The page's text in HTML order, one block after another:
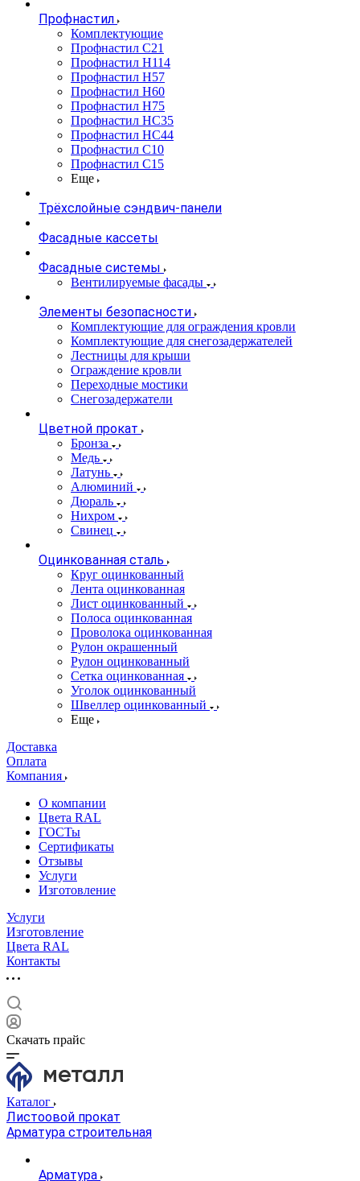
Профнастил
Комплектующие
Профнастил C21
Профнастил Н114
Профнастил Н57
Профнастил Н60
Профнастил Н75
Профнастил НС35
Профнастил НС44
Профнастил С10
Профнастил С15
Еще
Трёхслойные сэндвич-панели
Фасадные кассеты
Фасадные системы
Вентилируемые фасады
Элементы безопасности
Комплектующие для ограждения кровли
Комплектующие для снегозадержателей
Лестницы для крыши
Ограждение кровли
Переходные мостики
Снегозадержатели
Цветной прокат
Бронза
Медь
Латунь
Алюминий
Дюраль
Нихром
Свинец
Оцинкованная сталь
Круг оцинкованный
Лента оцинкованная
Лист оцинкованный
Полоса оцинкованная
Проволока оцинкованная
Рулон окрашенный
Рулон оцинкованный
Сетка оцинкованная
Уголок оцинкованный
Швеллер оцинкованный
Еще
Доставка
Оплата
Компания
О компании
Цвета RAL
ГОСТы
Сертификаты
Отзывы
Услуги
Изготовление
Услуги
Изготовление
Цвета RAL
Контакты
Скачать прайс
Каталог
Листоовой прокат
Арматура строительная
Арматура